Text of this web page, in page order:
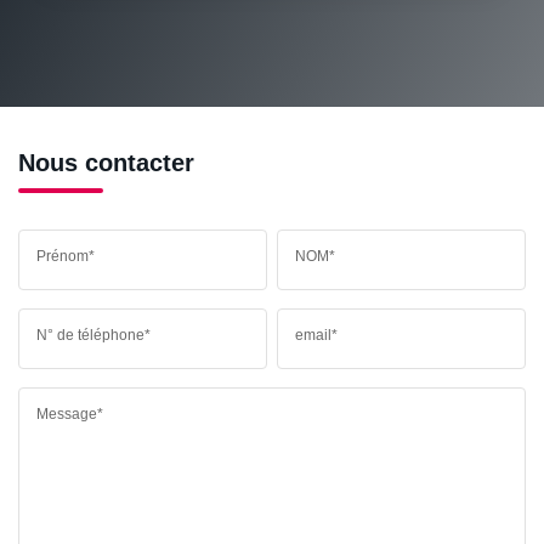
Nous contacter
Prénom* NOM*
N° de téléphone* email*
Message*